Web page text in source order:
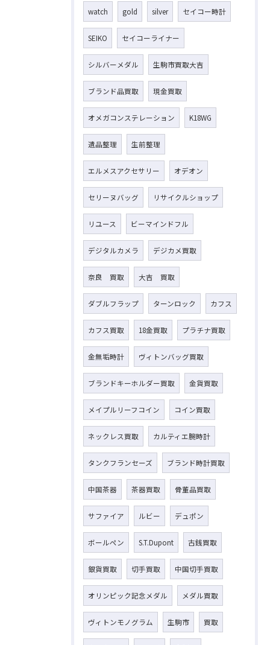
watch gold silver セイコー時計
SEIKO セイコーライナー
シルバーメダル 生駒市買取大吉
ブランド品買取 現金買取
オメガコンステレーション K18WG
遺品整理 生前整理
エルメスアクセサリー オデオン
セリーヌバッグ リサイクルショップ
リユース ビーマインドフル
デジタルカメラ デジカメ買取
奈良 買取 大吉 買取
ダブルフラップ ターンロック カフス
カフス買取 18金買取 プラチナ買取
金無垢時計 ヴィトンバッグ買取
ブランドキーホルダー買取 金貨買取
メイプルリーフコイン コイン買取
ネックレス買取 カルティエ腕時計
タンクフランセーズ ブランド時計買取
中国茶器 茶器買取 骨董品買取
サファイア ルビー デュポン
ボールペン S.T.Dupont 古銭買取
銀貨買取 切手買取 中国切手買取
オリンピック記念メダル メダル買取
ヴィトンモノグラム 生駒市 買取